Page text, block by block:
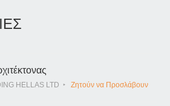
HELLAS LTD Ζητούν να Προσλάβουν